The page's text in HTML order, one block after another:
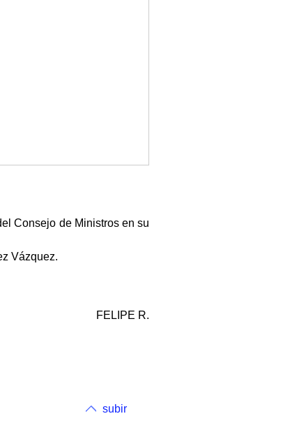
Consejo de Ministros en su
Vázquez.
FELIPE R.
subir